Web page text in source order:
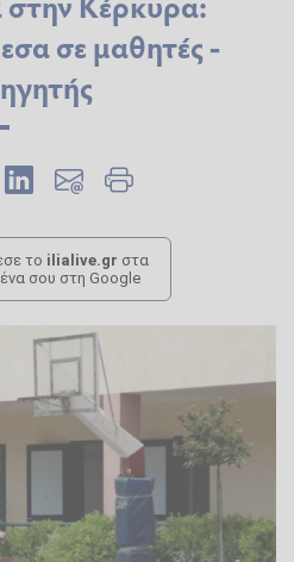
σε μαθητές -
το ilialive.gr στα
σου στη Google